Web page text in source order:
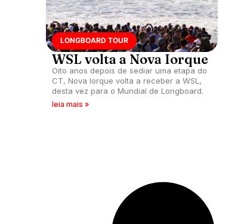
LONGBOARD TOUR
WSL volta a Nova Iorque
Oito anos depois de sediar uma etapa do
CT, Nova Iorque volta a receber a WSL,
desta vez para o Mundial de Longboard.
leia mais »